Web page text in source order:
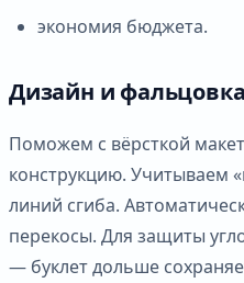
экономия бюджета.
Дизайн и
Поможем с вёрсткой
конструкцию. Учитываем
линий сгиба.
перекосы. Для защиты
— буклет дольше